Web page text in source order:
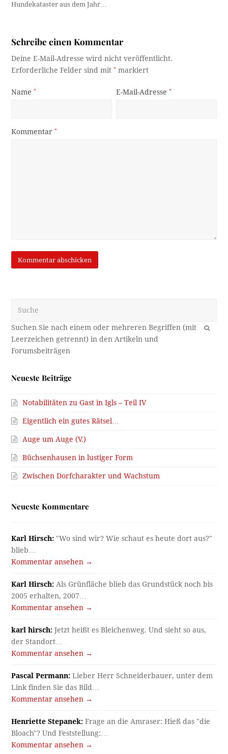
Hundekataster aus dem Jahr…
Schreibe einen Kommentar
Deine E-Mail-Adresse wird nicht veröffentlicht.
Erforderliche Felder sind mit* markiert
Name* E-Mail-Adresse*
Kommentar*
OK
Neueste Beiträge
Notabilitäten zu Gast in Igls – Teil IV
Eigentlich ein gutes Rätsel…
Auge um Auge (V.)
Büchsenhausen in lustiger Form
Zwischen Dorfcharakter und Wachstum
Neueste Kommentare
Karl Hirsch: "Wo sind wir? Wie schaut es heute dort aus?"
blieb…
Kommentar ansehen →
Karl Hirsch: Als Grünfläche blieb das Grundstück noch bis
2005 erhalten, 2007…
Kommentar ansehen →
karl hirsch: Jetzt heißt es Bleichenweg. Und sieht so aus,
der Standort…
Kommentar ansehen →
Pascal Permann: Lieber Herr Schneiderbauer, unter dem
Link finden Sie das Bild…
Kommentar ansehen →
Henriette Stepanek: Frage an die Amraser: Hieß das "die
Bloach"? Und Feststellung:…
Kommentar ansehen →